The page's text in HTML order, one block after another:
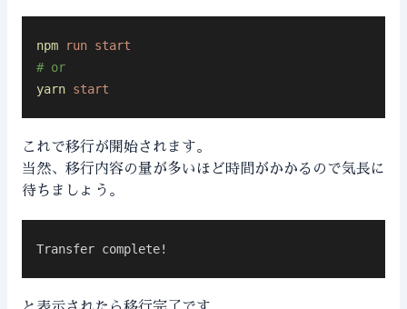
npm run start
# or
yarn start
これで移行が開始されます。
当然、移行内容の量が多いほど時間がかかるので気長に
待ちましょう。
Transfer complete!